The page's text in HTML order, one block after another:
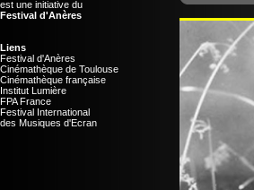
est une initiative du
Festival d'Anères
Liens
Festival d'Anères
Cinémathèque de Toulouse
Cinémathèque française
Institut Lumière
FPA France
Festival International
des Musiques d'Ecran